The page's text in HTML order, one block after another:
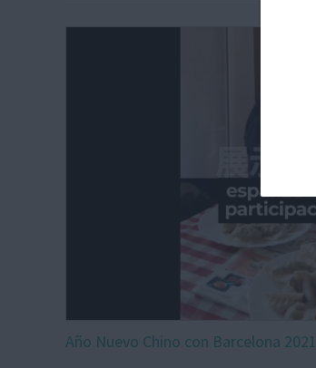
Año Nuevo Chino con Barcelona 2021